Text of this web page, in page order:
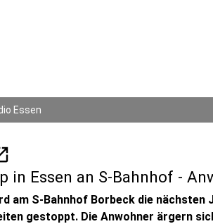
Essen
in Essen an S-Bahnhof -
am S-Bahnhof Borbeck die nächsten
gestoppt. Die Anwohner ärgern